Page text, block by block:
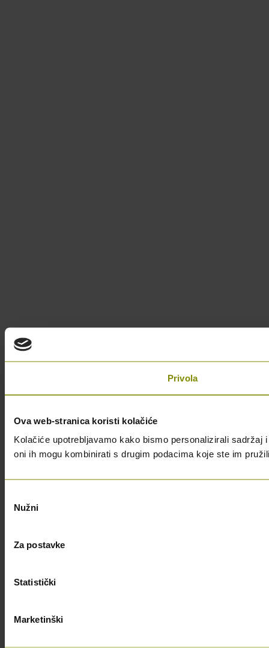
Privola
Ova web-stranica koristi kolačiće
Kolačiće upotrebljavamo kako bismo personalizirali
oni ih mogu kombinirati s drugim podacima koje ste im
pristanka
Nužni
Za postavke
Statistički
Marketinški